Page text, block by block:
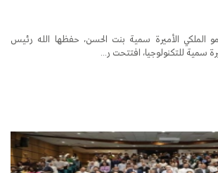
الملكي الأميرة سمية بنت الحسن، حفظها الله رئيس
سمية للتكنولوجيا، افتتحت ر...